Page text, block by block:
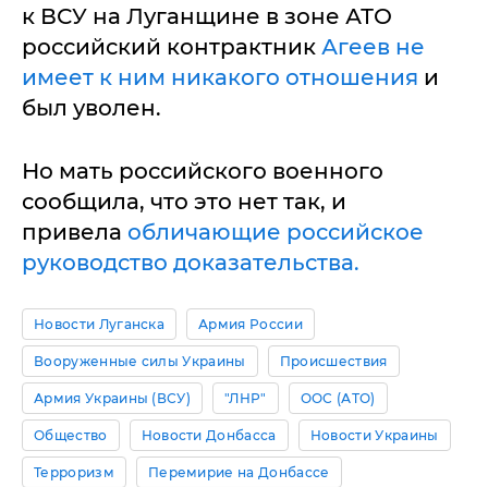
к ВСУ на Луганщине в зоне АТО
российский контрактник Агеев не
имеет к ним никакого отношения и
был уволен.
Но мать российского военного
сообщила, что это нет так, и
привела обличающие российское
руководство доказательства.
Новости Луганска Армия России
Вооруженные силы Украины Происшествия
Армия Украины (ВСУ) "ЛНР" ООС (АТО)
Общество Новости Донбасса Новости Украины
Терроризм Перемирие на Донбассе